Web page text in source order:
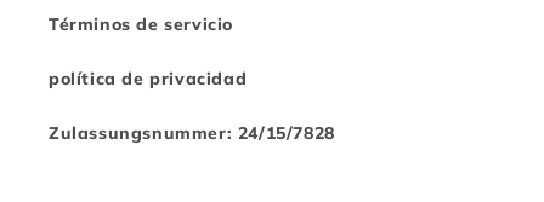
Términos de servicio
política de privacidad
Zulassungsnummer: 24/15/7828